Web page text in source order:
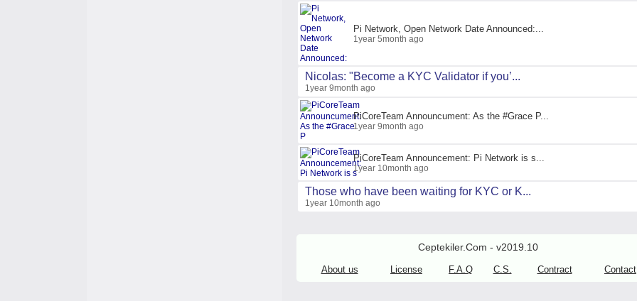
Pi Network, Open Network Date Announced:...
1year 5month ago
Nicolas: "Become a KYC Validator if you’...
1year 9month ago
PiCoreTeam Announcument: As the #Grace P...
1year 9month ago
PiCoreTeam Announcement: Pi Network is s...
1year 10month ago
Those who have been waiting for KYC or K...
1year 10month ago
Ceptekiler.Com - v2019.10
About us License F.A.Q C.S. Contract Contact